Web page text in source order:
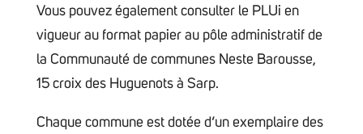
Vous pouvez également consulter le PLUi en
vigueur au format papier au pôle administratif de
la Communauté de communes Neste Barousse,
15 croix des Huguenots à Sarp.
Chaque commune est dotée d’un exemplaire des